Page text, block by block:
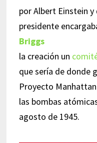
por Albert Einstein y
presidente
Briggs
la creación un
que sería de donde
Proyecto
las bombas
agosto de 1945.